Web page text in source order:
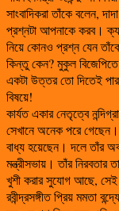
সাংবাদিকরা তাঁকে বলেন,
প্রশ্নটা আপনাকে করব।
নিয়ে কোনও প্রশ্ন যেন
কিন্তু কেন? মুকুল
একটা উত্তর তো দিতেই
বিষয়ে!
কার্যত একার নেতৃত্বে
সেখানে অনেক পরে গেছেন।
বাধ্য হয়েছেন। দলে তাঁর
মন্ত্রীসভায়। তাঁর
খুশী করার সুযোগ আছে, সেই
রবীন্দ্রসঙ্গীত প্রিয় মমতা